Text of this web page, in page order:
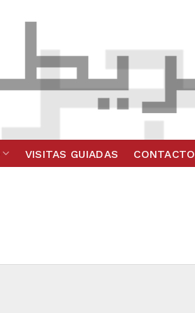
VISITAS GUIADAS CONTACTO